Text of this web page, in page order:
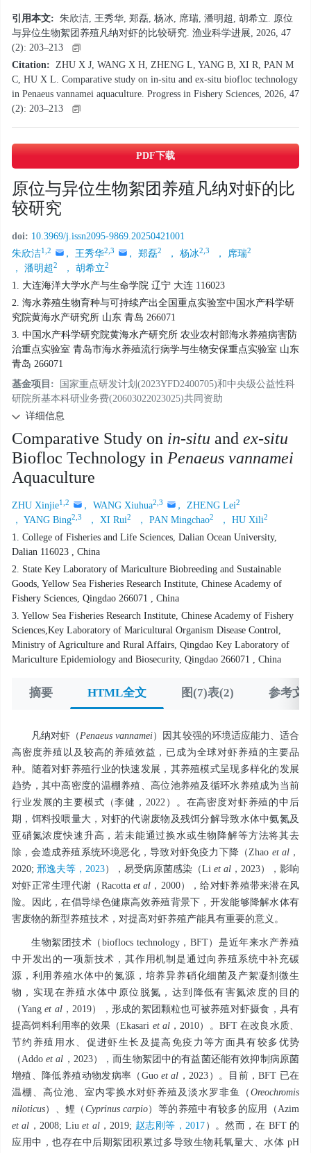
引用本文: 朱欣洁, 王秀华, 郑磊, 杨冰, 席瑞, 潘明超, 胡希立. 原位
与异位生物絮团养殖凡纳对虾的比较研究. 渔业科学进展, 2026, 47
(2): 203–213
Citation: ZHU X J, WANG X H, ZHENG L, YANG B, XI R, PAN M
C, HU X L. Comparative study on in-situ and ex-situ biofloc technology
in Penaeus vannamei aquaculture. Progress in Fishery Sciences, 2026, 47
(2): 203–213
PDF下载
原位与异位生物絮团养殖凡纳对虾的比
较研究
doi: 10.3969/j.issn2095-9869.20250421001
朱欣洁1,2 ， 王秀华2,3 ， 郑磊2 ， 杨冰2,3 ， 席瑞2
， 潘明超2 ， 胡希立2
1. 大连海洋大学水产与生命学院 辽宁 大连 116023
2. 海水养殖生物育种与可持续产出全国重点实验室中国水产科学研
究院黄海水产研究所 山东 青岛 266071
3. 中国水产科学研究院黄海水产研究所 农业农村部海水养殖病害防
治重点实验室 青岛市海水养殖流行病学与生物安保重点实验室 山东
青岛 266071
基金项目:
国家重点研发计划(2023YFD2400705)和中央级公益性科
研院所基本科研业务费(20603022023025)共同资助
详细信息
Comparative Study on in-situ and ex-situ
Biofloc Technology in Penaeus vannamei
Aquaculture
ZHU Xinjie1,2 ， WANG Xiuhua2,3 ， ZHENG Lei2
， YANG Bing2,3 ， XI Rui2 ， PAN Mingchao2 ， HU Xili2
1. College of Fisheries and Life Sciences, Dalian Ocean University,
Dalian 116023 , China
2. State Key Laboratory of Mariculture Biobreeding and Sustainable
Goods, Yellow Sea Fisheries Research Institute, Chinese Academy of
Fishery Sciences, Qingdao 266071 , China
3. Yellow Sea Fisheries Research Institute, Chinese Academy of Fishery
Sciences,Key Laboratory of Maricultural Organism Disease Control,
Ministry of Agriculture and Rural Affairs, Qingdao Key Laboratory of
Mariculture Epidemiology and Biosecurity, Qingdao 266071 , China
摘要 HTML全文 图(7)表(2) 参考文
凡纳对虾（Penaeusvannamei）因其较强的环境适应能力、适合
高密度养殖以及较高的养殖效益，已成为全球对虾养殖的主要品
种。随着对虾养殖行业的快速发展，其养殖模式呈现多样化的发展
趋势，其中高密度的温棚养殖、高位池养殖及循环水养殖成为当前
行业发展的主要模式（李健，2022）。在高密度对虾养殖的中后
期，饵料投喂量大，对虾的代谢废物及残饵分解导致水体中氨氮及
亚硝氮浓度快速升高，若未能通过换水或生物降解等方法将其去
除，会造成养殖系统环境恶化，导致对虾免疫力下降（Zhao et al，
2020; 邢逸夫等，2023），易受病原菌感染（Li et al ，2023），影响
对虾正常生理代谢（Racotta et al ，2000），给对虾养殖带来潜在风
险。因此，在倡导绿色健康高效养殖背景下，开发能够降解水体有
害废物的新型养殖技术，对提高对虾养殖产能具有重要的意义。
生物絮团技术（bioflocs technology，BFT）是近年来水产养殖
中开发出的一项新技术，其作用机制是通过向养殖系统中补充碳
源，利用养殖水体中的氮源，培养异养硝化细菌及产絮凝剂微生
物，实现在养殖水体中原位脱氮，达到降低有害氮浓度的目的
（Yang et al，2019），形成的絮团颗粒也可被养殖对虾摄食，具有
提高饲料利用率的效果（Ekasari et al，2010）。BFT 在改良水质、
节约养殖用水、促进虾生长及提高免疫力等方面具有较多优势
（Addoet al ，2023），而生物絮团中的有益菌还能有效抑制病原菌
增殖、降低养殖动物发病率（Guoet al ，2023）。目前，BFT 已在
温棚、高位池、室内零换水对虾养殖及淡水罗非鱼（ Oreochromis
niloticus）、鲤（ Cyprinus carpio）等的养殖中有较多的应用（Azim
et al ，2008; Liuet al，2019; 赵志刚等，2017 ）。然而，在 BFT 的
应用中，也存在中后期絮团积累过多导致生物耗氧量大、水体 pH